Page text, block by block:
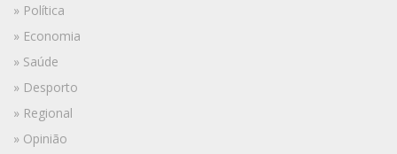
» Política
» Economia
» Saúde
» Desporto
» Regional
» Opinião